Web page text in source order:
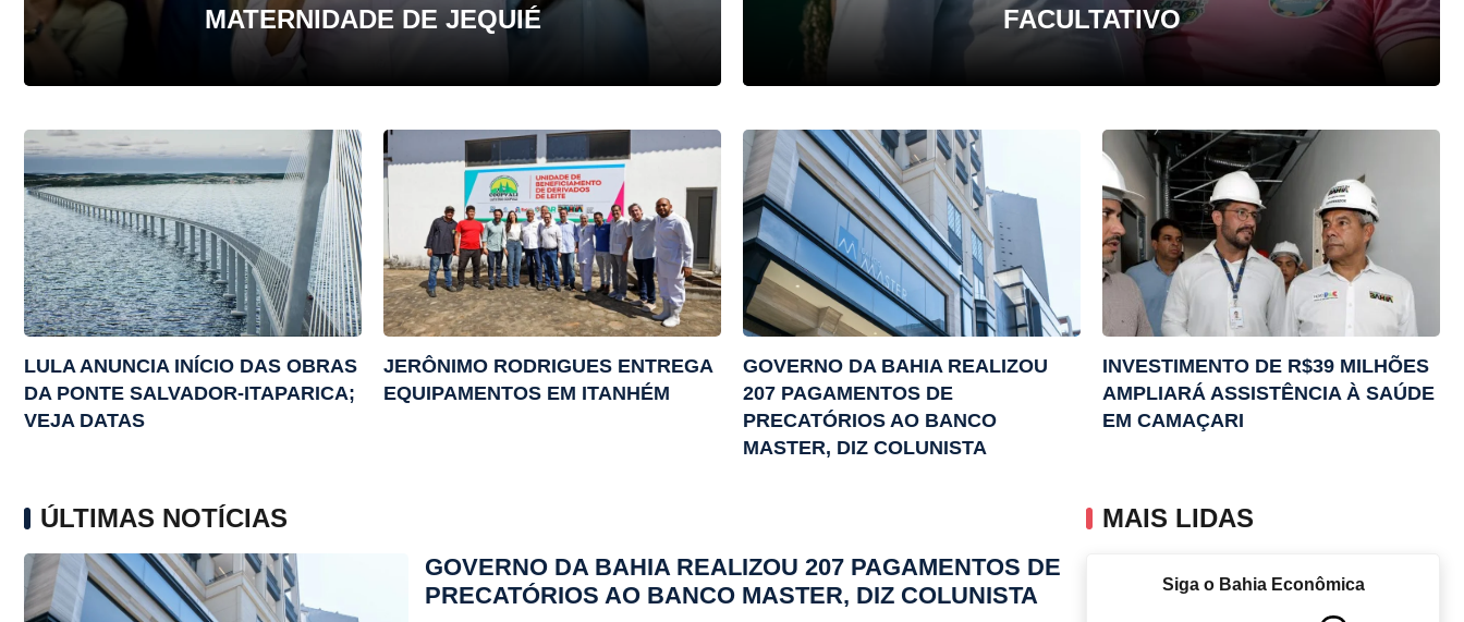
MATERNIDADE DE JEQUIÉ
FACULTATIVO
LULA ANUNCIA INÍCIO DAS OBRAS
DA PONTE SALVADOR-ITAPARICA;
VEJA DATAS
JERÔNIMO RODRIGUES ENTREGA
EQUIPAMENTOS EM ITANHÉM
GOVERNO DA BAHIA REALIZOU
207 PAGAMENTOS DE
PRECATÓRIOS AO BANCO
MASTER, DIZ COLUNISTA
INVESTIMENTO DE R$39 MILHÕES
AMPLIARÁ ASSISTÊNCIA À SAÚDE
EM CAMAÇARI
ÚLTIMAS NOTÍCIAS
GOVERNO DA BAHIA REALIZOU 207 PAGAMENTOS DE
PRECATÓRIOS AO BANCO MASTER, DIZ COLUNISTA
MAIS LIDAS
Siga o Bahia Econômica